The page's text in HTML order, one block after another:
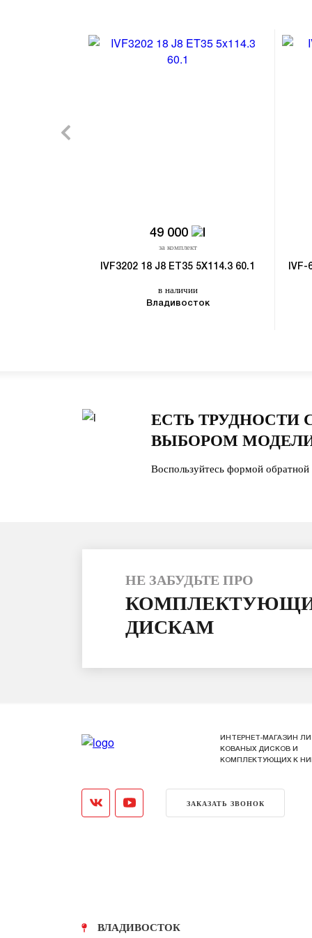
49 000
за комплект
IVF3202 18 J8 ET35 5X114.3 60.1
в наличии
Владивосток
IVF-
ЕСТЬ ТРУДНОСТИ
ВЫБОРОМ
Воспользуйтесь формой
НЕ ЗАБУДЬТЕ ПРО
ДИСКАМ
ИНТЕРНЕТ-МАГАЗИН
КОВАНЫХ ДИСКОВ И
КОМПЛЕКТУЮЩИХ К
ЗАКАЗАТЬ ЗВОНОК
ВЛАДИВОСТОК